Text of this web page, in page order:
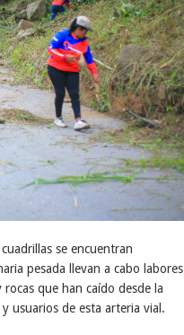
se encuentran
pesada llevan a cabo labores
que han caído desde la
usuarios de esta arteria vial.